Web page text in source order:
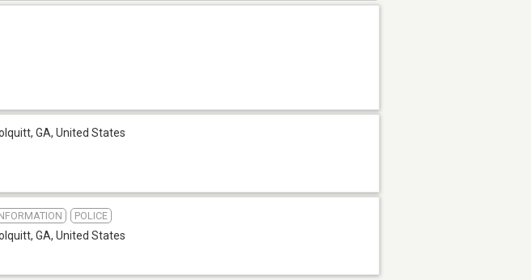
GA, United States
POLICE
GA, United States